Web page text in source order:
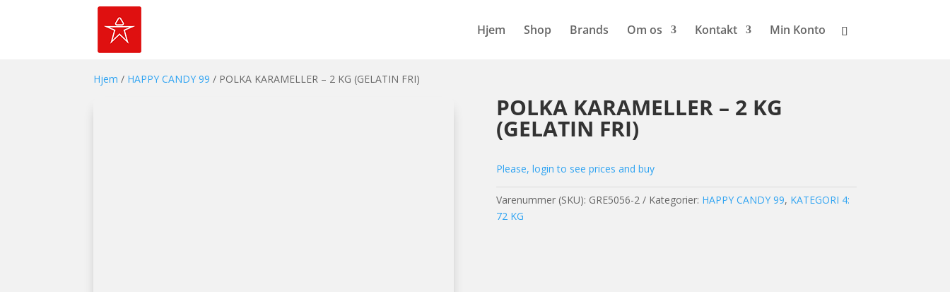
Hjem Shop Brands Om os Kontakt Min Konto
Hjem / HAPPY CANDY 99 / POLKA KARAMELLER – 2 KG (GELATIN FRI)
POLKA KARAMELLER – 2 KG
(GELATIN FRI)
Please, login to see prices and buy
Varenummer (SKU): GRE5056-2 Kategorier: HAPPY CANDY 99, KATEGORI 4:
72 KG